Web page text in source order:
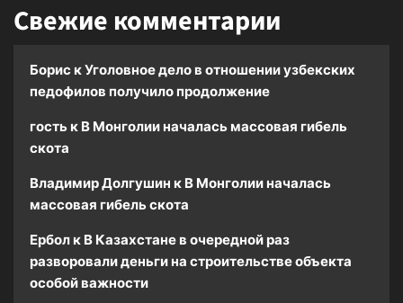
Свежие комментарии
Борис кУголовное дело в отношении узбекских
педофилов получило продолжение
гость к В Монголии началась массовая гибель
скота
Владимир Долгушин к В Монголии началась
массовая гибель скота
Ербол к В Казахстане в очередной раз
разворовали деньги на строительстве объекта
особой важности